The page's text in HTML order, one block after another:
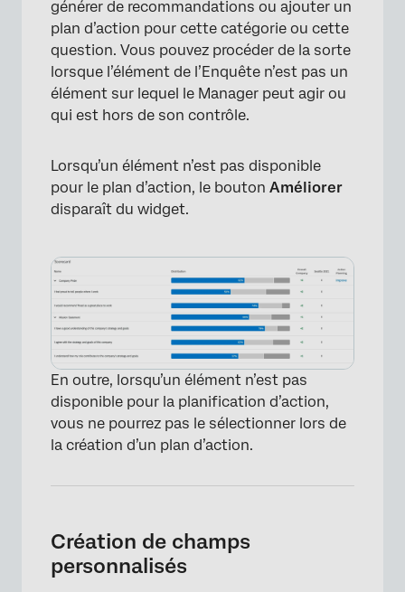
×
×
générer de recommandations ou ajouter un
plan d’action pour cette catégorie ou cette
question. Vous pouvez procéder de la sorte
lorsque l’élément de l’Enquête n’est pas un
élément sur lequel le Manager peut agir ou
qui est hors de son contrôle.
Lorsqu’un élément n’est pas disponible
pour le plan d’action, le bouton Améliorer
disparaît du widget.
En outre, lorsqu’un élément n’est pas
disponible pour la planification d’action,
vous ne pourrez pas le sélectionner lors de
la création d’un plan d’action.
Création de champs
personnalisés